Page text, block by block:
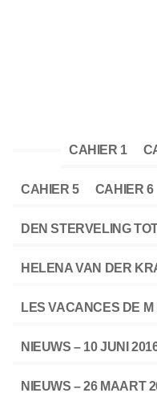
CAHIER 1
CAHIER 5 CAHIER 6
DEN STERVELING
HELENA VAN DER
LES VACANCES DE
NIEUWS – 10 JUNI
NIEUWS – 26 MAART